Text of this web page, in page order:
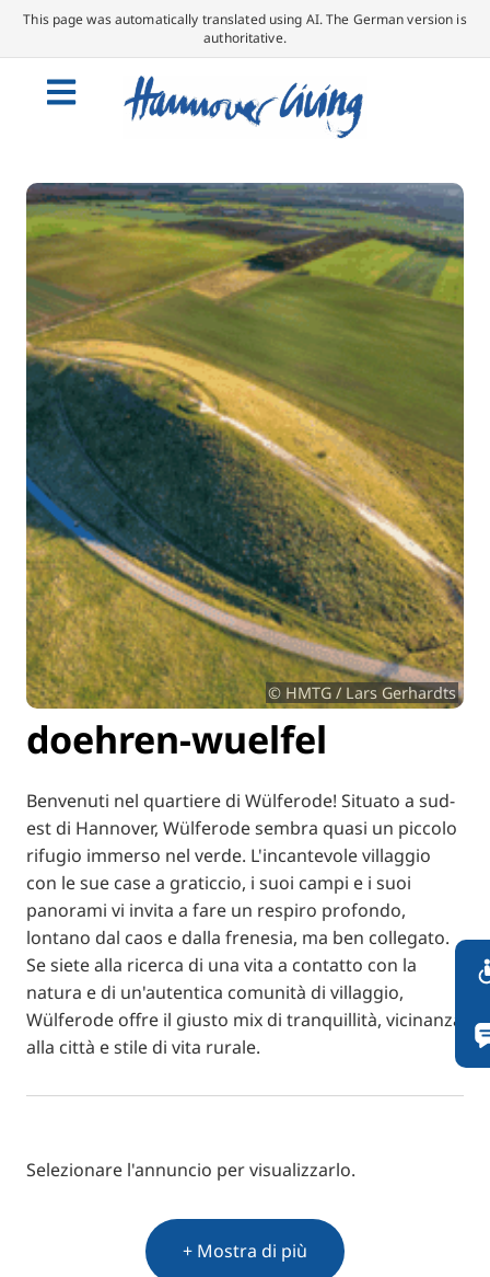
This page was automatically translated using AI. The German version is
authoritative.
© HMTG / Lars Gerhardts
doehren-wuelfel
Benvenuti nel quartiere di Wülferode! Situato a sud-
est di Hannover, Wülferode sembra quasi un piccolo
rifugio immerso nel verde. L'incantevole villaggio
con le sue case a graticcio, i suoi campi e i suoi
panorami vi invita a fare un respiro profondo,
lontano dal caos e dalla frenesia, ma ben collegato.
Se siete alla ricerca di una vita a contatto con la
natura e di un'autentica comunità di villaggio,
Wülferode offre il giusto mix di tranquillità, vicinanza
alla città e stile di vita rurale.
Selezionare l'annuncio per visualizzarlo.
+ Mostra di più